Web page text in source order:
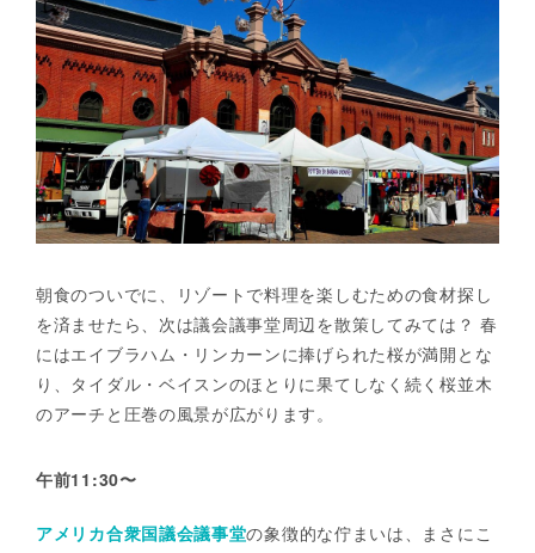
朝食のついでに、リゾートで料理を楽しむための食材探し
を済ませたら、次は議会議事堂周辺を散策してみては？ 春
にはエイブラハム・リンカーンに捧げられた桜が満開とな
り、タイダル・ベイスンのほとりに果てしなく続く桜並木
のアーチと圧巻の風景が広がります。
午前11:30〜
アメリカ合衆国議会議事堂の象徴的な佇まいは、まさにこ